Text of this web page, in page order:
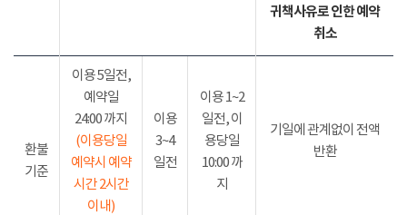
귀책사유로 인한 예약
취소
환불
기준
이용 5일전,
예약일
24:00 까지
(이용당일
예약시 예약
시간 2시간
이내)
이용
3~4
일전
이용 1~2
일전, 이
용당일
10:00 까
지
기일에 관계없이 전액
반환